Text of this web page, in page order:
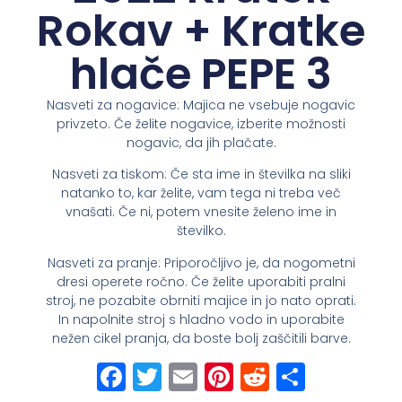
Rokav + Kratke
hlače PEPE 3
Nasveti za nogavice: Majica ne vsebuje nogavic
privzeto. Če želite nogavice, izberite možnosti
nogavic, da jih plačate.
Nasveti za tiskom: Če sta ime in številka na sliki
natanko to, kar želite, vam tega ni treba več
vnašati. Če ni, potem vnesite želeno ime in
številko.
Nasveti za pranje: Priporočljivo je, da nogometni
dresi operete ročno. Če želite uporabiti pralni
stroj, ne pozabite obrniti majice in jo nato oprati.
In napolnite stroj s hladno vodo in uporabite
nežen cikel pranja, da boste bolj zaščitili barve.
Facebook
Twitter
EmailPinterest
Reddit